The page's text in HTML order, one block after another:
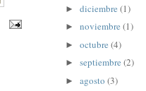
► diciembre (1)
► noviembre (1)
► octubre (4)
► septiembre (2)
► agosto (3)